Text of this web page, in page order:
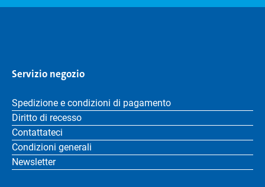
Servizio negozio
Spedizione e condizioni di pagamento
Diritto di recesso
Contattateci
Condizioni generali
Newsletter